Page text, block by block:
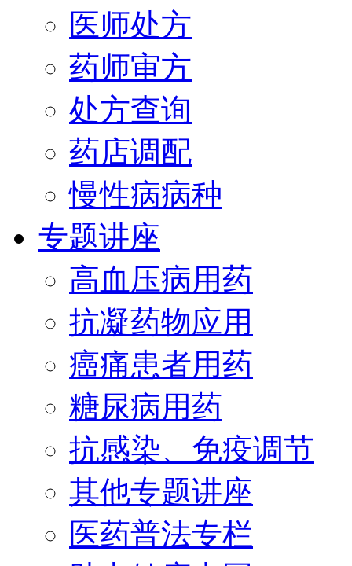
医师处方
药师审方
处方查询
药店调配
慢性病病种
专题讲座
高血压病用药
抗凝药物应用
癌痛患者用药
糖尿病用药
抗感染、免疫调节
其他专题讲座
医药普法专栏